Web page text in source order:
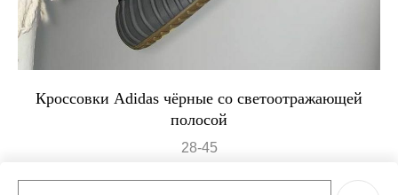
Кроссовки Adidas чёрные со светоотражающей
полосой
28-45
8 500 р.17 000 р.